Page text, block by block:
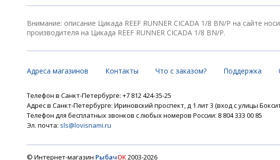
Внимание: описание Цикада REEF RUNNER CICADA 1/8 BN/P на сайте
производителя на Цикада REEF RUNNER CICADA 1/8 BN/P.
Адреса магазинов Контакты Что с заказом? Поддержка
Телефон в Санкт-Петербурге: +7 812 424-35-25
Адрес в Санкт-Петербурге: Ириновский проспект, д 1 лит 3 (вход с улицы
Телефон для бесплатных звонков с любых номеров России: 8 804 333 00 85
Эл. почта: sls@lovisnami.ru
© Интернет-магазин РыбачОК2003-2026